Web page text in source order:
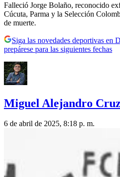
Falleció Jorge Bolaño, reconocido
Cúcuta, Parma y la Selección
de muerte.
Siga las novedades deportivas en
prepárese para las siguientes fechas
Miguel Alejandro
6 de abril de 2025, 8:18 p. m.